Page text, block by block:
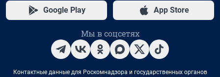
Google Play App Store
Мы в соцсетях
Контактные данные для Роскомнадзора и государственных органов